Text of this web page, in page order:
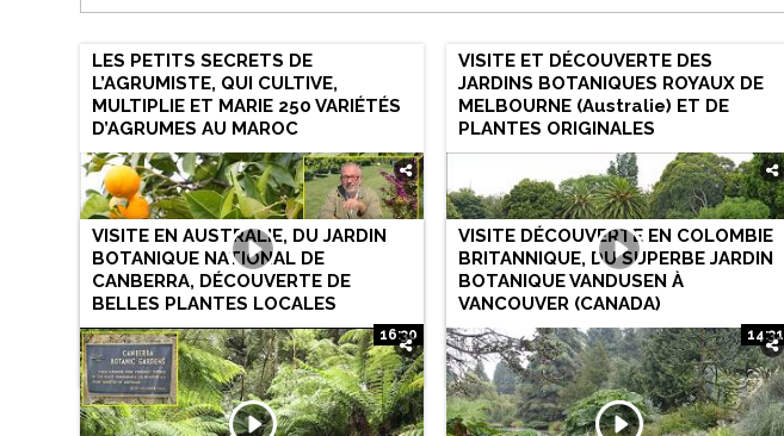
LES PETITS SECRETS DE
L’AGRUMISTE, QUI CULTIVE,
MULTIPLIE ET MARIE 250 VARIÉTÉS
D’AGRUMES AU MAROC
16:30
il y a un mois 5187 243
VISITE ET DÉCOUVERTE DES
JARDINS BOTANIQUES ROYAUX DE
MELBOURNE (Australie) ET DE
PLANTES ORIGINALES
14:31
il y a un mois 1126 75
VISITE EN AUSTRALIE, DU JARDIN
BOTANIQUE NATIONAL DE
CANBERRA, DÉCOUVERTE DE
BELLES PLANTES LOCALES
VISITE DÉCOUVERTE EN COLOMBIE
BRITANNIQUE, DU SUPERBE JARDIN
BOTANIQUE VANDUSEN À
VANCOUVER (CANADA)